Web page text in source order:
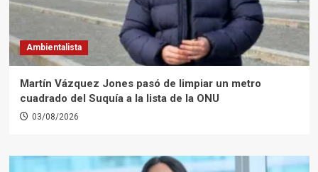
Ambientalista
Martín Vázquez Jones pasó de limpiar un metro
cuadrado del Suquía a la lista de la ONU
03/08/2026